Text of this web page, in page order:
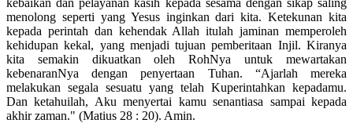
menolong seperti yang Yesus inginkan dari kita. Ketekunan kita
kepada perintah dan kehendak Allah itulah jaminan memperoleh
kehidupan kekal, yang menjadi tujuan pemberitaan Injil. Kiranya
kita semakin dikuatkan oleh RohNya untuk mewartakan
kebenaranNya dengan penyertaan Tuhan. “Ajarlah mereka
melakukan segala sesuatu yang telah Kuperintahkan kepadamu.
Dan ketahuilah, Aku menyertai kamu senantiasa sampai kepada
akhir zaman." (Matius 28 : 20). Amin.